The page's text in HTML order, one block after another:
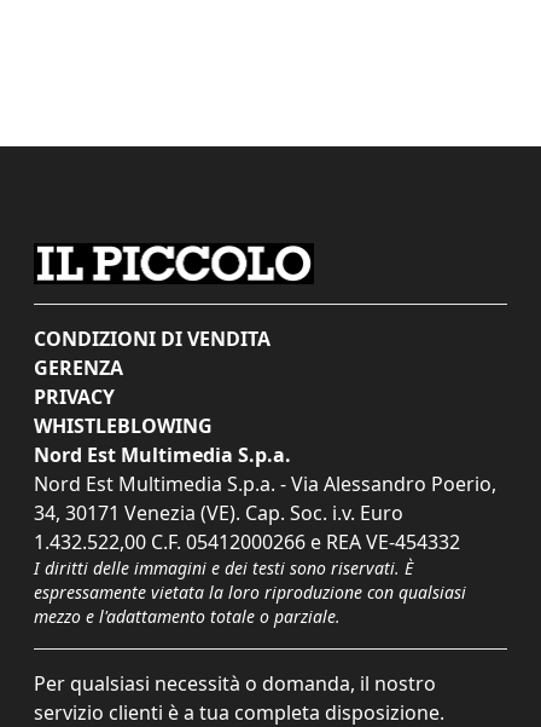
CONDIZIONI DI VENDITA
GERENZA
PRIVACY
WHISTLEBLOWING
Nord Est Multimedia S.p.a.
Nord Est Multimedia S.p.a. - Via Alessandro Poerio,
34, 30171 Venezia (VE). Cap. Soc. i.v. Euro
1.432.522,00 C.F. 05412000266 e REA VE-454332
I diritti delle immagini e dei testi sono riservati. È
espressamente vietata la loro riproduzione con qualsiasi
mezzo e l'adattamento totale o parziale.
Per qualsiasi necessità o domanda, il nostro
servizio clienti è a tua completa disposizione.